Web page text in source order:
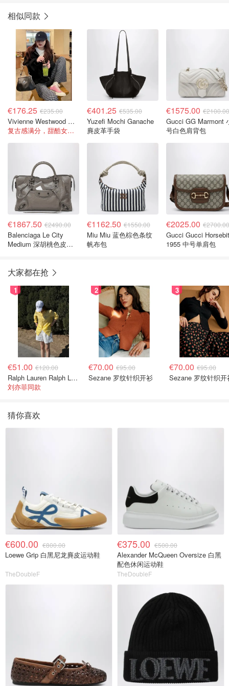
相似同款
€176.25 €235.00
Vivienne Westwood Granny Frame Bag 黑色PU
复古感满分，甜酷女孩闭眼冲！
€401.25 €535.00
Yuzefi Mochi Ganache
麂皮革手袋
€1575.00 €2100.00
Gucci GG Marmont 小
号白色肩背包
€1867.50 €2490.00
Balenciaga Le City
Medium 深胡桃色皮革
€1162.50 €1550.00
Miu Miu 蓝色棕色条纹
帆布包
€2025.00 €2700.00
Gucci Gucci Horsebit
1955 中号单肩包
大家都在抢
1
€51.00 €120.00
Ralph Lauren Ralph Lauren 男童亚麻衬衫
刘亦菲同款
2
€70.00 €95.00
Sezane 罗纹针织开衫
3
€70.00 €95.00
Sezane 罗纹针织开
猜你喜欢
€600.00 €800.00
Loewe Grip 白黑尼龙麂皮运动鞋
TheDoubleF
€375.00 €500.00
Alexander McQueen Oversize 白黑
配色休闲运动鞋
TheDoubleF